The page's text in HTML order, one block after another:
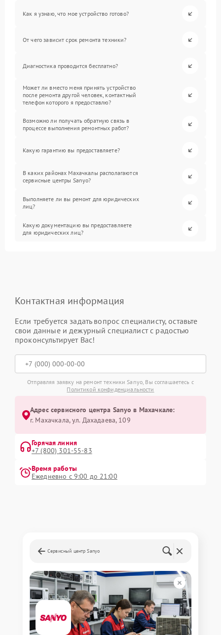
Как я узнаю, что мое устройство готово?
От чего зависит срок ремонта техники?
Диагностика проводится бесплатно?
Может ли вместо меня принять устройство
после ремонта другой человек, контактный
телефон которого я предоставлю?
Возможно ли получать обратную связь в
процессе выполнения ремонтных работ?
Какую гарантию вы предоставляете?
В каких районах Махачкалы располагаются
сервисные центры Sanyo?
Выполняете ли вы ремонт для юридических
лиц?
Какую документацию вы предоставляете
для юридических лиц?
Контактная информация
Если требуется задать вопрос специалисту, оставьте
свои данные и дежурный специалист с радостью
проконсультирует Вас!
Отправляя заявку на ремонт техники Sanyo, Вы соглашаетесь с
Политикой конфиденциальности
Адрес сервисного центра Sanyo в Махачкале:
г. Махачкала, ул. Дахадаева, 109
Горячая линия
+7 (800) 301-55-83
Время работы
Ежедневно с 9:00 до 21:00
Сервисный центр Sanyo